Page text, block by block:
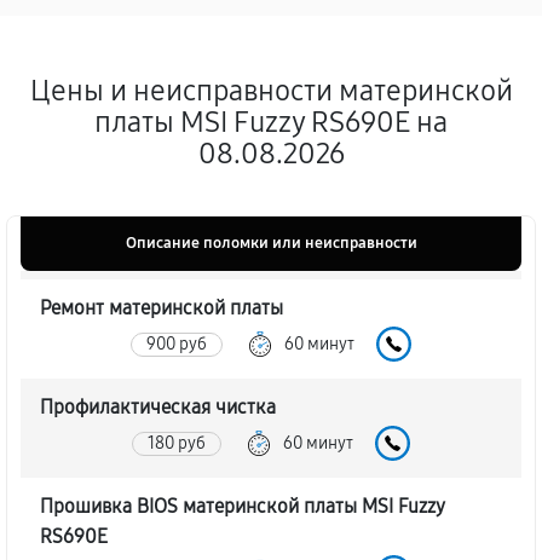
Цены и неисправности материнской
платы MSI Fuzzy RS690E на
08.08.2026
Описание поломки или неисправности
Ремонт материнской платы
900 руб 60 минут
Профилактическая чистка
180 руб 60 минут
Прошивка BIOS материнской платы MSI Fuzzy
RS690E